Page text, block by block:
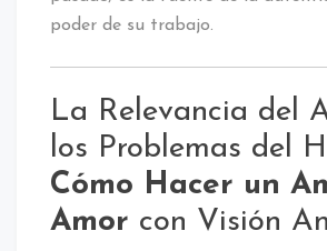
poder de su trabajo.
La Relevancia del
los Problemas del
Cómo Hacer un
Amor con Visión